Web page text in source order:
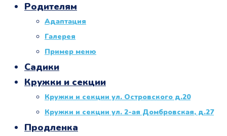
Родителям
Адаптация
Галерея
Пример меню
Садики
Кружки и секции
Кружки и секции ул. Островского д.20
Кружки и секции ул. 2-ая Домбровская, д.27
Продленка